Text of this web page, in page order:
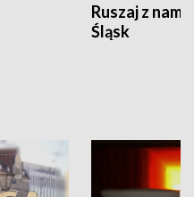
Ruszaj z
Śląsk